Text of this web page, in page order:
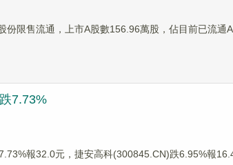
限售流通，上市A股數156.96萬股，佔目前已流通
7.73%
報32.0元，捷安高科(300845.CN)跌6.95%報